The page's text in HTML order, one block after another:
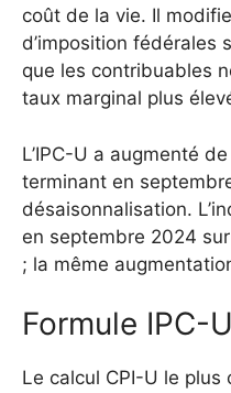
coût de la vie. Il
d’imposition fédérales
que les contribuables
taux marginal plus
L’IPC-U a augmenté
terminant en
désaisonnalisation.
en septembre 2024
; la même
Formule IPC-U
Le calcul CPI-U le